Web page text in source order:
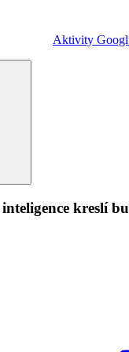
Aktivity
kreslí